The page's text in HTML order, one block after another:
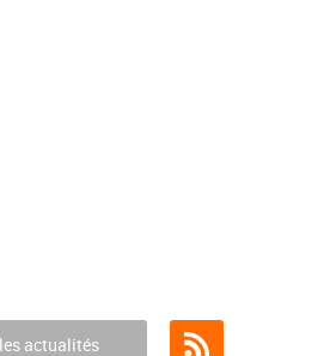
actualités